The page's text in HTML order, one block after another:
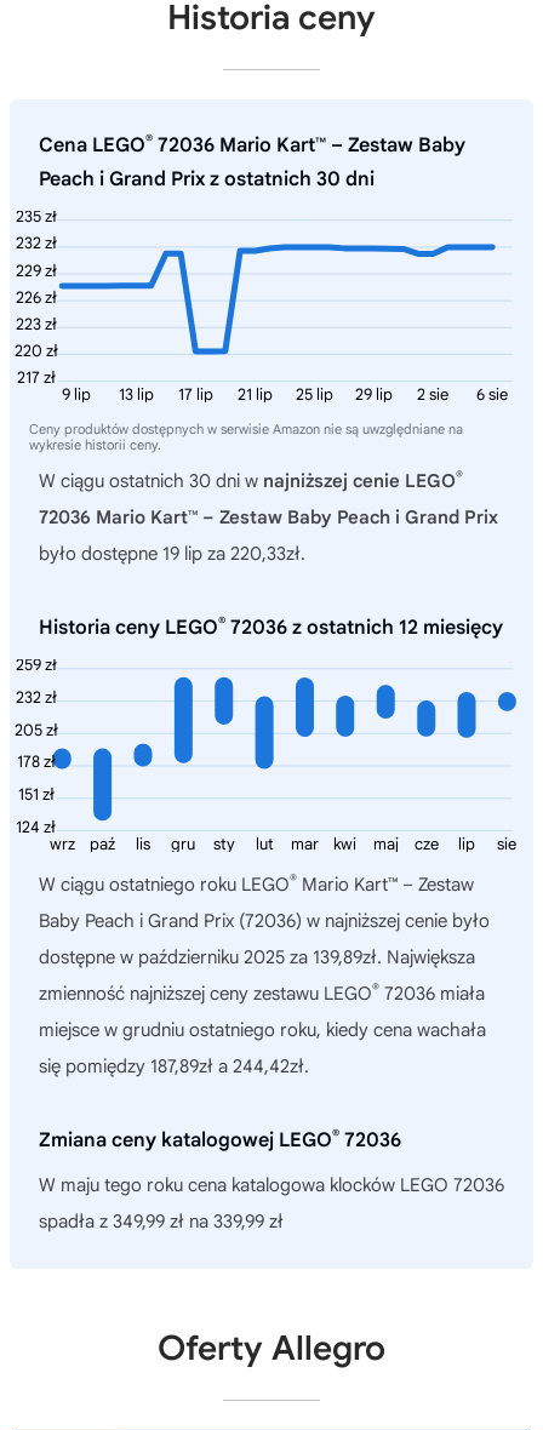
Historia ceny
Cena LEGO® 72036 Mario Kart™ – Zestaw Baby
Peach i Grand Prix z ostatnich 30 dni
235 zł
232 zł
229 zł
226 zł
223 zł
220 zł
217 zł
6 sie
2 sie
29 lip
25 lip
21 lip
17 lip
13 lip
9 lip
Ceny produktów dostępnych w serwisie Amazon nie są uwzględniane na
wykresie historii ceny.
W ciągu ostatnich 30 dni w najniższej cenie LEGO®
72036 Mario Kart™ – Zestaw Baby Peach i Grand Prix
było dostępne 19 lip za 220,33zł.
Historia ceny LEGO® 72036 z ostatnich 12 miesięcy
259 zł
232 zł
205 zł
178 zł
151 zł
124 zł
sie
lip
cze
maj
kwi
mar
lut
sty
gru
lis
paź
wrz
W ciągu ostatniego roku LEGO® Mario Kart™ – Zestaw
Baby Peach i Grand Prix (72036) w najniższej cenie było
dostępne w październiku 2025 za 139,89zł. Największa
zmienność najniższej ceny zestawu LEGO® 72036 miała
miejsce w grudniu ostatniego roku, kiedy cena wachała
się pomiędzy 187,89zł a 244,42zł.
Zmiana ceny katalogowej LEGO® 72036
W maju tego roku cena katalogowa klocków LEGO 72036
spadła z 349,99 zł na 339,99 zł
Oferty Allegro